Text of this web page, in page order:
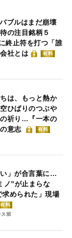
ブルはまだ崩壊
の注目銘柄５
終止符を打つ「誰
社とは
有料
は、もっと熱か
ひばりのつぶや
祈り…『一本の
意志
有料
い」が合言葉に…
ノ”が止まらな
められた」現場
有料
班